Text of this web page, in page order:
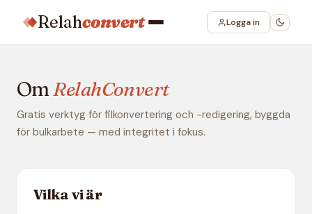
Relahconvert Logga in
OmRelahConvert
Gratis verktyg för filkonvertering och -redigering, byggda
för bulkarbete — med integritet i fokus.
Vilka vi är